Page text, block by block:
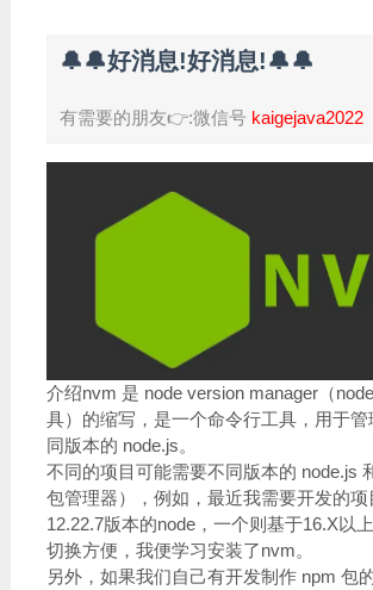
🔔🔔好消息!好消息!🔔🔔
有需要的朋友👉:微信号 kaigejava2022
介绍nvm 是 node version manager（
具）的缩写，是一个命令行工具，用于管
同版本的 node.js。
不同的项目可能需要不同版本的 node.js
包管理器），例如，最近我需要开发的
12.22.7版本的node，一个则基于16.X以
切换方便，我便学习安装了nvm。
另外，如果我们自己有开发制作 npm 包